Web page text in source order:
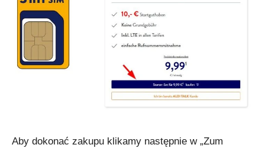
Aby dokonać zakupu klikamy następnie w „Zum